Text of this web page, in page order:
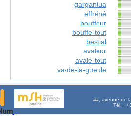
gargantua
effréné
bouffeur
bouffe-tout
bestial
avaleur
avale-tout
va-de-la-gueule
44, avenue de
Tél. :